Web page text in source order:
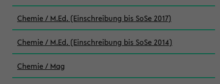
Chemie / M.Ed. (Einschreibung bis SoSe 2017)
Chemie / M.Ed. (Einschreibung bis SoSe 2014)
Chemie / Mag